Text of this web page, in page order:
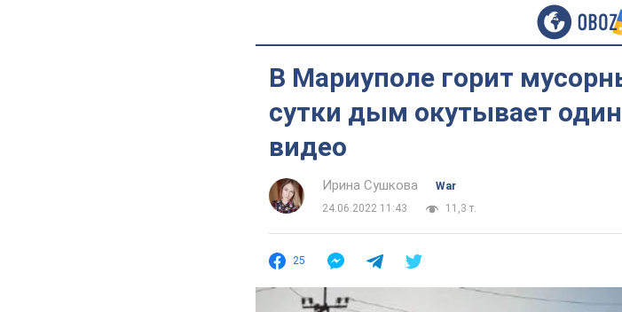
В Мариуполе горит
сутки дым окутывает
видео
Ирина Сушкова
War
24.06.2022 11:43
11,3 т.
25